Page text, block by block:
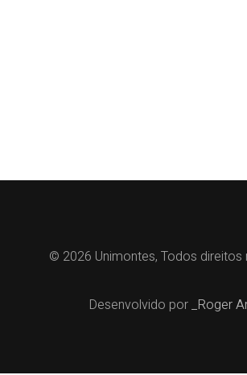
© 2026 Unimontes, Todos direitos
Desenvolvido por_Roger